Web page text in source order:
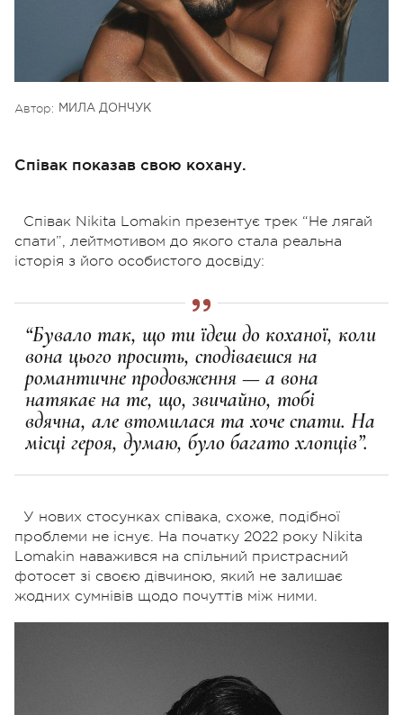
Автор: МИЛА ДОНЧУК
Співак показав свою кохану.
Співак Nikita Lomakin презентує трек “Не лягай
спати”, лейтмотивом до якого стала реальна
історія з його особистого досвіду:
“Бувало так, що ти їдеш до коханої, коли
вона цього просить, сподіваєшся на
романтичне продовження — а вона
натякає на те, що, звичайно, тобі
вдячна, але втомилася та хоче спати. На
місці героя, думаю, було багато хлопців”.
У нових стосунках співака, схоже, подібної
проблеми не існує. На початку 2022 року Nikita
Lomakin наважився на спільний пристрасний
фотосет зі своєю дівчиною, який не залишає
жодних сумнівів щодо почуттів між ними.